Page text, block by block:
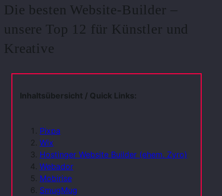
Die besten Website-Builder –
unsere Top 12 für Künstler und
Kreative
Inhaltsübersicht / Quick Links:
Pixpa
Wix
Hostinger Website Builder (ehem. Zyro)
Webador
Mobirise
SmugMug